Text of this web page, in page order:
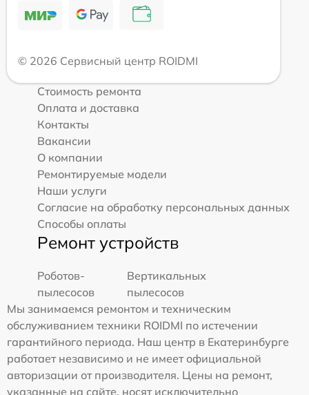
© 2026 Сервисный центр ROIDMI
Стоимость ремонта
Оплата и доставка
Контакты
Вакансии
О компании
Ремонтируемые модели
Наши услуги
Согласие на обработку персональных данных
Способы оплаты
Ремонт устройств
Роботов-
пылесосов
Вертикальных
пылесосов
Мы занимаемся ремонтом и техническим
обслуживанием техники ROIDMI по истечении
гарантийного периода. Наш центр в Екатеринбурге
работает независимо и не имеет официальной
авторизации от производителя. Цены на ремонт,
указанные на сайте, носят исключительно